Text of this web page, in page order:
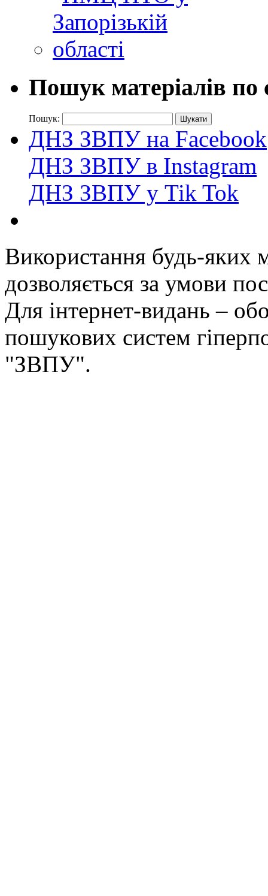
Пошук матеріалів по
Пошук:
ДНЗ ЗВПУ на Facebook
ДНЗ ЗВПУ в Instagram
ДНЗ ЗВПУ у Tik Tok
Використання будь-яких
дозволяється за умови
Для інтернет-видань –
пошукових систем
"ЗВПУ".